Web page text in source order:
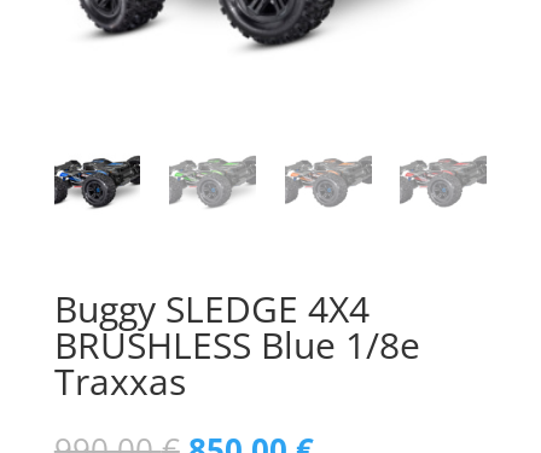
Buggy SLEDGE 4X4
BRUSHLESS Blue 1/8e
Traxxas